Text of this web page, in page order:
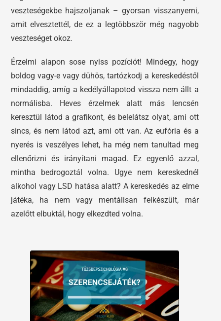
veszteségekbe hajszoljanak – gyorsan visszanyerni,
amit elvesztettél, de ez a legtöbbször még nagyobb
veszteséget okoz.
Érzelmi alapon sose nyiss pozíciót! Mindegy, hogy
boldog vagy-e vagy dühös, tartózkodj a kereskedéstől
mindaddig, amíg a kedélyállapotod vissza nem állt a
normálisba. Heves érzelmek alatt más lencsén
keresztül látod a grafikont, és belelátsz olyat, ami ott
sincs, és nem látod azt, ami ott van. Az eufória és a
nyerés is veszélyes lehet, ha még nem tanultad meg
ellenőrizni és irányítani magad. Ez egyenlő azzal,
mintha bedrogoztál volna. Ugye nem kereskednél
alkohol vagy LSD hatása alatt? A kereskedés az elme
játéka, ha nem vagy mentálisan felkészült, már
azelőtt elbuktál, hogy elkezdted volna.